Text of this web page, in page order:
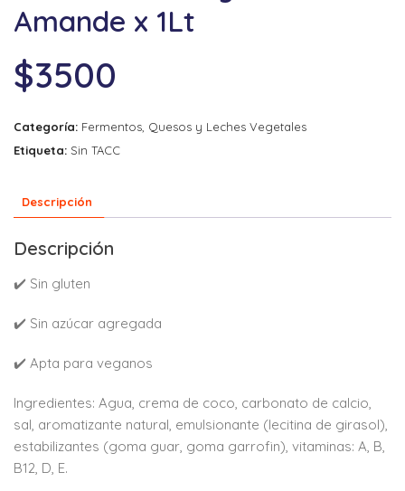
Amande x 1Lt
$3500
Categoría: Fermentos, Quesos y Leches Vegetales
Etiqueta: Sin TACC
Descripción
Descripción
✔️ Sin gluten
✔️ Sin azúcar agregada
✔️ Apta para veganos
Ingredientes: Agua, crema de coco, carbonato de calcio,
sal, aromatizante natural, emulsionante (lecitina de girasol),
estabilizantes (goma guar, goma garrofin), vitaminas: A, B,
B12, D, E.